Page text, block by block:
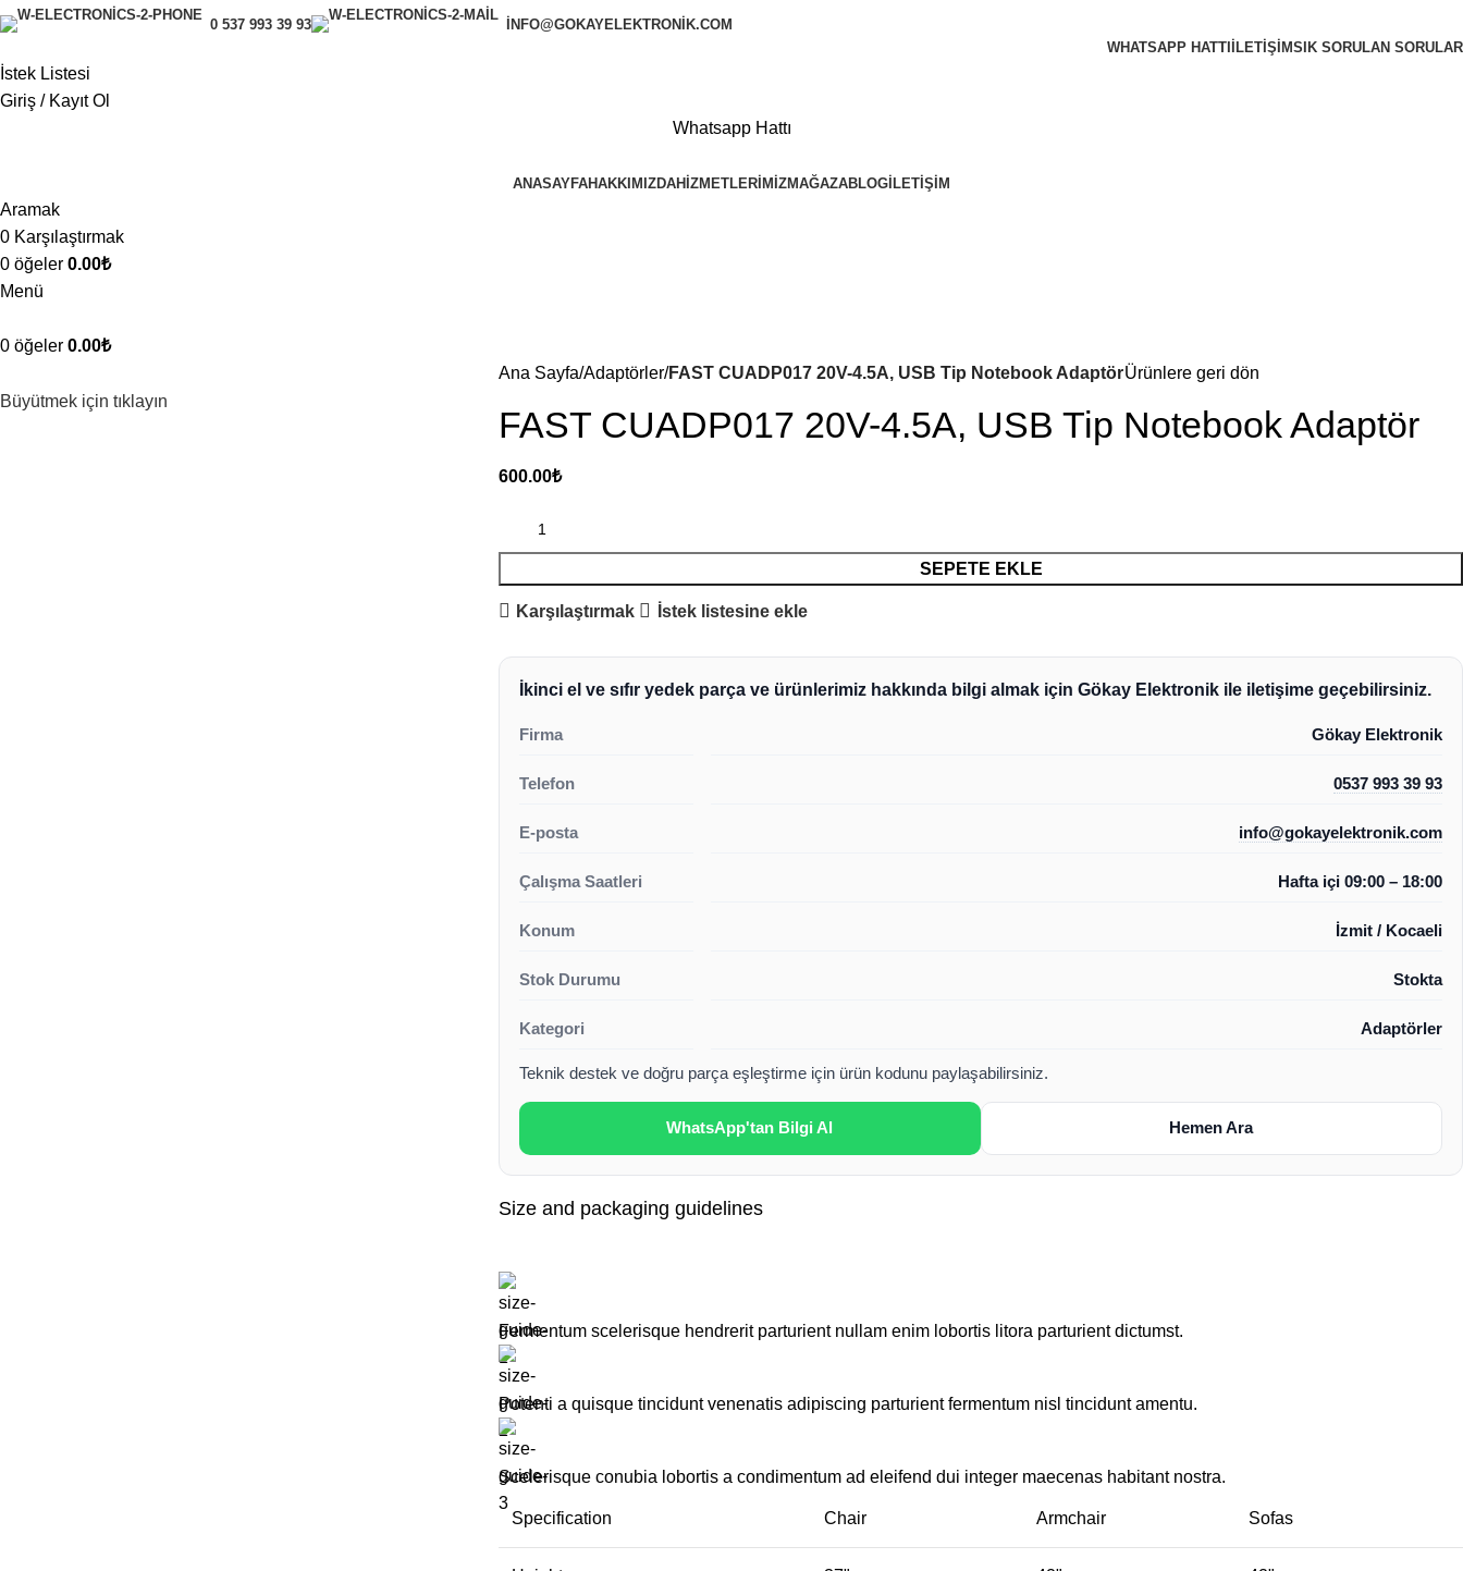
0 537 993 39 93
INFO@GOKAYELEKTRONIK.COM
WHATSAPP HATTI
İLETIŞIMSIK SORULAN SORULAR
İstek Listesi
Giriş / Kayıt Ol
Whatsapp Hattı
ANASAYFAHAKKIMIZDAHIZMETLERIMIZMAĞAZABLOG İLETIŞIM
Aramak
0 Karşılaştırmak
0 öğeler 0.00₺
Menü
0 öğeler 0.00₺
Büyütmek için tıklayın
Ana Sayfa Adaptörler FAST CUADP017 20V-4.5A, USB Tip Notebook AdaptörÜrünlere geri dön
FAST CUADP017 20V-4.5A, USB Tip Notebook Adaptör
600.00₺
SEPETE EKLE
Karşılaştırmak İstek listesine ekle
İkinci el ve sıfır yedek parça ve ürünlerimiz hakkında bilgi almak için Gökay Elektronik ile iletişime geçebilirsiniz.
Firma Gökay Elektronik
Telefon 0537 993 39 93
E-posta info@gokayelektronik.com
Çalışma Saatleri Hafta içi 09:00 – 18:00
Konum İzmit / Kocaeli
Stok Durumu Stokta
Kategori Adaptörler
Teknik destek ve doğru parça eşleştirme için ürün kodunu paylaşabilirsiniz.
WhatsApp'tan Bilgi Al Hemen Ara
Size and packaging guidelines
Fermentum scelerisque hendrerit parturient nullam enim lobortis litora parturient dictumst.
Potenti a quisque tincidunt venenatis adipiscing parturient fermentum nisl tinciduntamentu.
Scelerisque conubia lobortis a condimentum ad eleifend dui integer maecenas habitant nostra.
Specification Chair Armchair Sofas